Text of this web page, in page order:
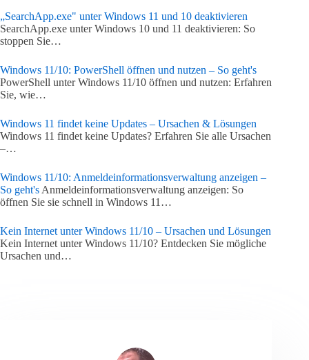
„SearchApp.exe" unter Windows 11 und 10 deaktivieren
SearchApp.exe unter Windows 10 und 11 deaktivieren: So
stoppen Sie…
Windows 11/10: PowerShell öffnen und nutzen – So geht's
PowerShell unter Windows 11/10 öffnen und nutzen: Erfahren
Sie, wie…
Windows 11 findet keine Updates – Ursachen & Lösungen
Windows 11 findet keine Updates? Erfahren Sie alle Ursachen
–…
Windows 11/10: Anmeldeinformationsverwaltung anzeigen –
So geht's Anmeldeinformationsverwaltung anzeigen: So
öffnen Sie sie schnell in Windows 11…
Kein Internet unter Windows 11/10 – Ursachen und Lösungen
Kein Internet unter Windows 11/10? Entdecken Sie mögliche
Ursachen und…